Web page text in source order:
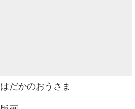
はだかのおうさま